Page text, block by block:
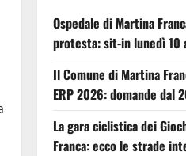
Ospedale di Martina
protesta: sit-in lunedì 10
Il Comune di Martina
ERP 2026: domande dal
La gara ciclistica dei
Franca: ecco le strade